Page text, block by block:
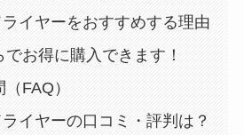
イヤーをおすすめする理由
お得に購入できます！
FAQ）
イヤーの口コミ・評判は？